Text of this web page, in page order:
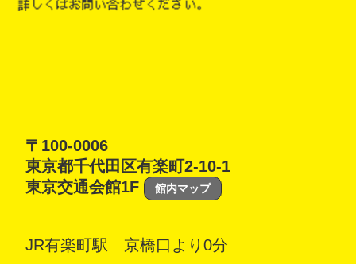
〒100-0006
東京都千代田区有楽町2-10-1
東京交通会館1F
館内マップ
JR有楽町駅 京橋口より0分